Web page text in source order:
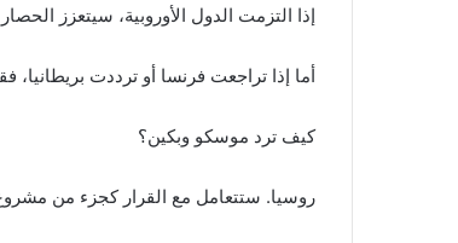
إذا التزمت الدول الأوروبية، سيتعزز
أما إذا تراجعت فرنسا أو ترددت
كيف ترد موسكو وبكين؟
روسيا. ستتعامل مع القرار كجزء من